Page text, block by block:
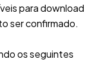
para download
ser confirmado.
os seguintes